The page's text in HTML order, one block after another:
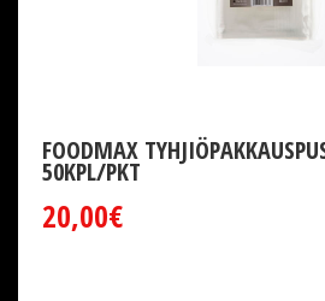
FOODMAX
50KPL/PKT
20,00€